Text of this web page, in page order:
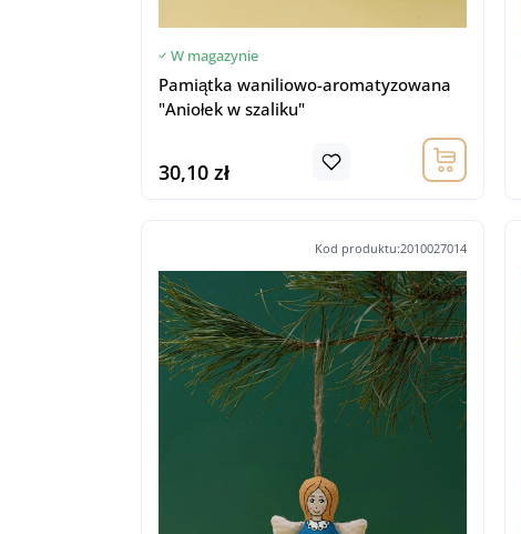
W magazynie
Pamiątka waniliowo-aromatyzowana
"Aniołek w szaliku"
30,10 zł
Kod produktu:2010027014